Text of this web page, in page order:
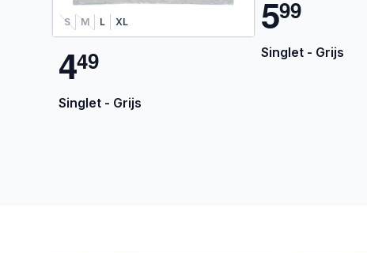
S M L XL
449
Singlet - Grijs
599
Singlet - Grijs